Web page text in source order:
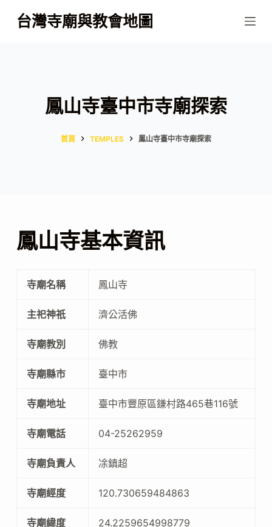
跳
至
台灣寺廟與教會地圖
鳳山寺臺中市寺廟探索
首頁 TEMPLES 鳳山寺臺中市寺廟探索
鳳山寺基本資訊
寺廟名稱 鳳山寺
主祀神祇 濟公活佛
寺廟教別 佛教
寺廟縣市 臺中市
寺廟地址 臺中市豐原區鎌村路465巷116號
寺廟電話 04-25262959
寺廟負責人 凃鎮超
寺廟經度 120.730659484863
寺廟緯度 24.2259654998779